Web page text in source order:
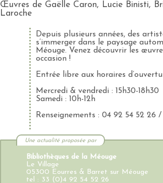
Œuvres de Gaëlle Caron, Lucie Binisti,
Laroche
Depuis plusieurs années, des
s’immerger dans le paysage
Méouge. Venez découvrir les
occasion !
Entrée libre aux horaires
Mercredi & vendredi : 15h30-18h30
Samedi : 10h-12h
Renseignements : 04 92 54 52 26
Une actualité proposée par
Bibliothèques de la Méouge
Le Village
05300 Eourres & Barret sur Méouge
tel : 33 (0)4 92 54 52 26